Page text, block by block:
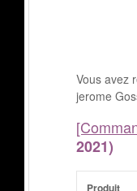
Vous avez
jerome
2021)
Produit